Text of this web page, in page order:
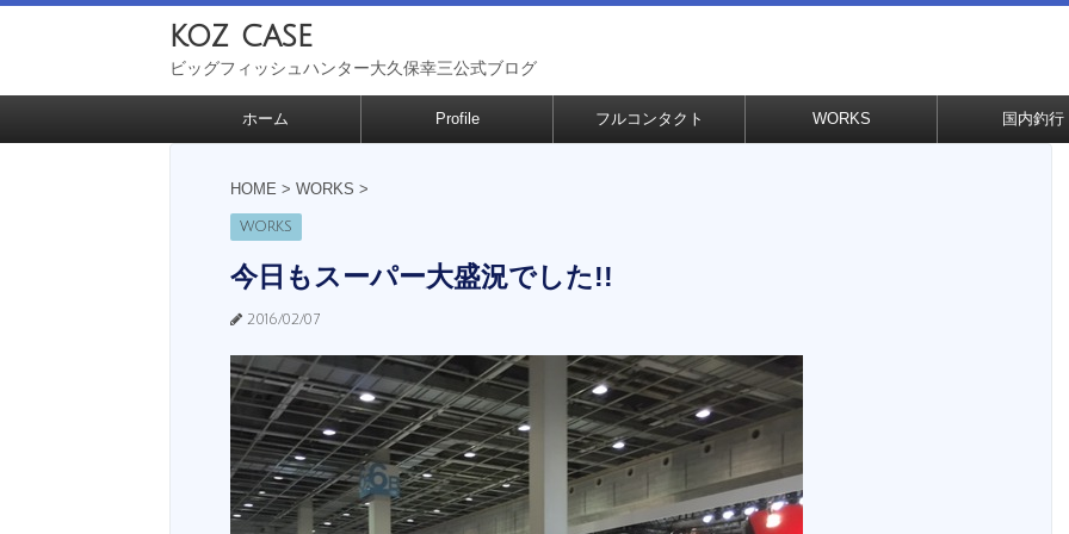
koz case
ビッグフィッシュハンター大久保幸三公式ブログ
ホーム Profile フルコンタクト WORKS 国内釣行
HOME > WORKS >
WORKS
今日もスーパー大盛況でした!!
2016/02/07